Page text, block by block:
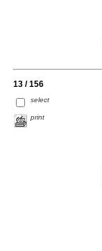
13 / 156
select
print